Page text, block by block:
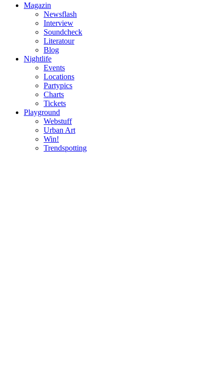
Magazin
Newsflash
Interview
Soundcheck
Literatour
Blog
Nightlife
Events
Locations
Partypics
Charts
Tickets
Playground
Webstuff
Urban Art
Win!
Trendspotting